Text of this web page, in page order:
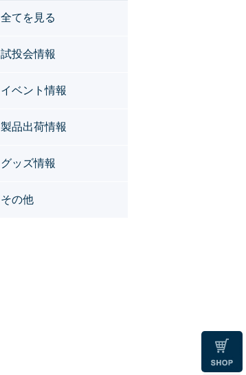
全てを見る
試投会情報
イベント情報
製品出荷情報
グッズ情報
その他